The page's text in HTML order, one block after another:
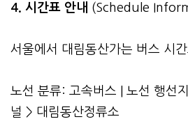
4. 시간표 안내 (Schedule
서울에서 대림동산가는 버스 시
노선 분류: 고속버스 | 노선 행선
널 > 대림동산정류소